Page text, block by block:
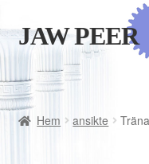
Hoppa
navigering
Hoppa
innehåll
JAW PEER
Butiken
Goda vanor
Hem ansikte